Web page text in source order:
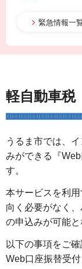
緊急情報一
軽自動車税
うるま市では、
みができる『
す。
本サービスを利
向く必要がなく
の申込みが可能と
以下の事項をご
Web口座振替受